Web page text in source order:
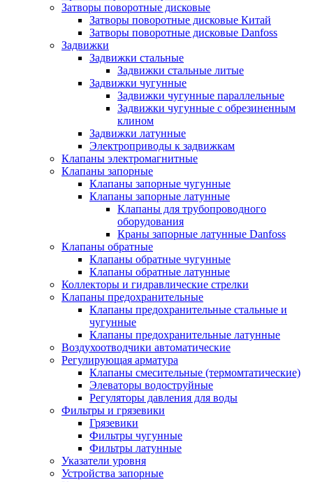
Затворы поворотные дисковые
Затворы поворотные дисковые Китай
Затворы поворотные дисковые Danfoss
Задвижки
Задвижки стальные
Задвижки стальные литые
Задвижки чугунные
Задвижки чугунные параллельные
Задвижки чугунные с обрезиненным
клином
Задвижки латунные
Электроприводы к задвижкам
Клапаны электромагнитные
Клапаны запорные
Клапаны запорные чугунные
Клапаны запорные латунные
Клапаны для трубопроводного
оборудования
Краны запорные латунные Danfoss
Клапаны обратные
Клапаны обратные чугунные
Клапаны обратные латунные
Коллекторы и гидравлические стрелки
Клапаны предохранительные
Клапаны предохранительные стальные и
чугунные
Клапаны предохранительные латунные
Воздухоотводчики автоматические
Регулирующая арматура
Клапаны смесительные (термомтатические)
Элеваторы водоструйные
Регуляторы давления для воды
Фильтры и грязевики
Грязевики
Фильтры чугунные
Фильтры латунные
Указатели уровня
Устройства запорные